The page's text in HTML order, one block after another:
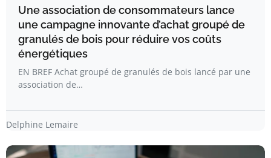
Une association de consommateurs lance
une campagne innovante d’achat groupé de
granulés de bois pour réduire vos coûts
énergétiques
EN BREF Achat groupé de granulés de bois lancé par une
association de…
Delphine Lemaire